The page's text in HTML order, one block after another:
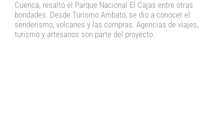
Cuenca, resaltó el Parque Nacional El Cajas entre otras
bondades. Desde Turismo Ambato, se dio a conocer el
senderismo, volcanes y las compras. Agencias de viajes,
turismo y artesanos son parte del proyecto.